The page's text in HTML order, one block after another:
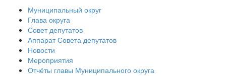
Муниципальный округ
Глава округа
Совет депутатов
Аппарат Совета депутатов
Новости
Мероприятия
Отчёты главы Муниципального округа